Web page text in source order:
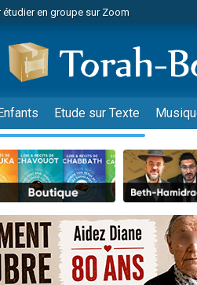
en groupe sur Zoom
rejoindre sur WhatsApp
rejoindre sur WhatsApp
faire un don pour Reloger Rivka, 6
faire un don pour 1 Journée de
une bénédiction
rejoindre sur WhatsApp
en groupe sur Zoom
rejoindre sur WhatsApp
rejoindre sur WhatsApp
Etude sur Texte